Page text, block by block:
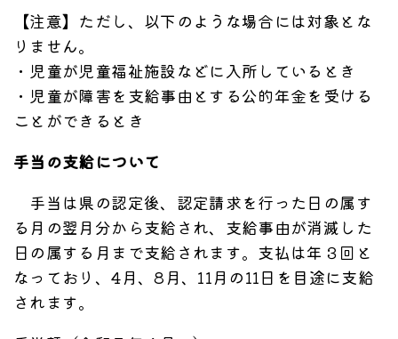
【注意】ただし、以下のような場合には対象とな
りません。
・児童が児童福祉施設などに入所しているとき
・児童が障害を支給事由とする公的年金を受ける
ことができるとき
手当の支給について
手当は県の認定後、認定請求を行った日の属す
る月の翌月分から支給され、支給事由が消滅した
日の属する月まで支給されます。支払は年３回と
なっており、4月、8月、11月の11日を目途に支給
されます。